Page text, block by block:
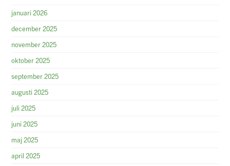
januari 2026
december 2025
november 2025
oktober 2025
september 2025
augusti 2025
juli 2025
juni 2025
maj 2025
april 2025